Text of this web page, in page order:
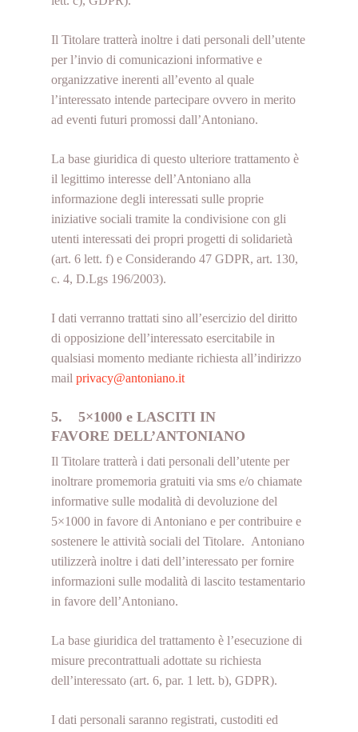
Il Titolare tratterà inoltre i dati personali dell’utente
per l’invio di comunicazioni informative e
organizzative inerenti all’evento al quale
l’interessato intende partecipare ovvero in merito
ad eventi futuri promossi dall’Antoniano.
La base giuridica di questo ulteriore trattamento è
il legittimo interesse dell’Antoniano alla
informazione degli interessati sulle proprie
iniziative sociali tramite la condivisione con gli
utenti interessati dei propri progetti di solidarietà
(art. 6 lett. f) e Considerando 47 GDPR, art. 130,
c. 4, D.Lgs 196/2003).
I dati verranno trattati sino all’esercizio del diritto
di opposizione dell’interessato esercitabile in
qualsiasi momento mediante richiesta all’indirizzo
mail privacy@antoniano.it
5. 5×1000 e LASCITI IN
FAVORE DELL’ANTONIANO
Il Titolare tratterà i dati personali dell’utente per
inoltrare promemoria gratuiti via sms e/o chiamate
informative sulle modalità di devoluzione del
5×1000 in favore di Antoniano e per contribuire e
sostenere le attività sociali del Titolare. Antoniano
utilizzerà inoltre i dati dell’interessato per fornire
informazioni sulle modalità di lascito testamentario
in favore dell’Antoniano.
La base giuridica del trattamento è l’esecuzione di
misure precontrattuali adottate su richiesta
dell’interessato (art. 6, par. 1 lett. b), GDPR).
I dati personali saranno registrati, custoditi ed